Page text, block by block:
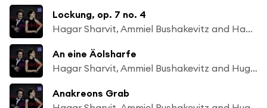
Lockung, op. 7 no. 4
Hagar Sharvit, Ammiel Bushakevitz and Hans Pfitzner
An eine Äolsharfe
Hagar Sharvit, Ammiel Bushakevitz and Hugo Wolf
Anakreons Grab